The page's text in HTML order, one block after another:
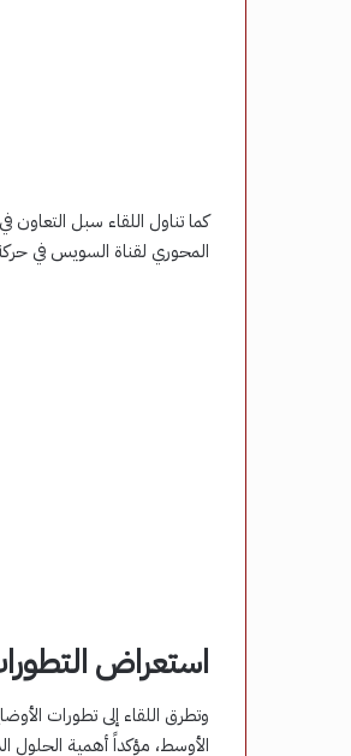
كما تناول اللقاء سبل التعاون
المحوري لقناة السويس في حركة
استعراض
وتطرق اللقاء إلى تطورات
الأوسط، مؤكداً أهمية الحلول